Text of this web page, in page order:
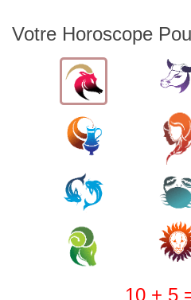
Votre Horoscope